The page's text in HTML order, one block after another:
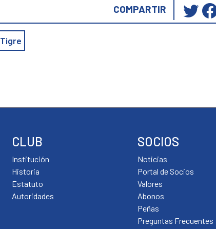
COMPARTIR
en
Tigre
CLUB
Institución
Historia
Estatuto
Autoridades
SOCIOS
Noticias
Portal de Socios
Valores
Abonos
Peñas
Preguntas Frecuentes